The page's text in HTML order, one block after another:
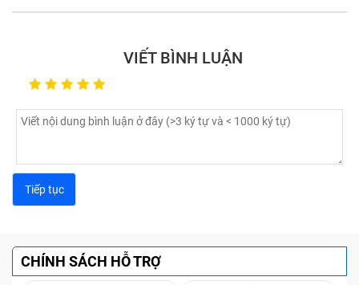
chất lượng sản phẩm sau khi bàn giao đến tay khách
hàng.
Không bán hàng giả, hàng nhái, không rõ nguồn gốc
xuất xứ, hàng kém chất lượng
-
Bảo hành 1-3 tháng theo từng máy
Hỗ trợ cài đặt phần mềm miễn phí
VIẾT BÌNH LUẬN
CHÍNH SÁCH HỖ TRỢ